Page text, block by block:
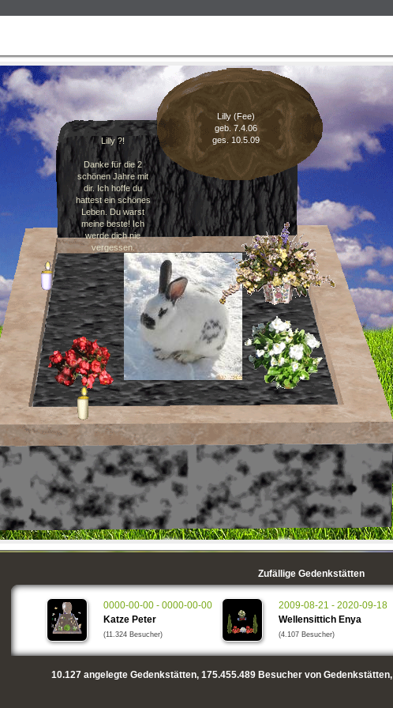
Lilly ?!
Danke für die 2
schönen Jahre mit
dir. Ich hoffe du
hattest ein schönes
Leben. Du warst
meine beste! Ich
werde dich nie
vergessen.
Lilly (Fee)
geb. 7.4.06
ges. 10.5.09
Zufällige Gedenkstätten
0000-00-00 - 0000-00-00
Katze Peter
(11.324 Besucher)
2009-08-21 - 2020-09-18
Wellensittich Enya
(4.107 Besucher)
10.127angelegte Gedenkstätten, 175.455.489Besucher von Gedenkstätten,